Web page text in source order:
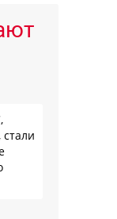
стали